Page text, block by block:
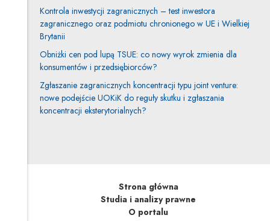
Kontrola inwestycji zagranicznych – test inwestora
zagranicznego oraz podmiotu chronionego w UE i Wielkiej
Brytanii
Obniżki cen pod lupą TSUE: co nowy wyrok zmienia dla
konsumentów i przedsiębiorców?
Zgłaszanie zagranicznych koncentracji typu joint venture:
nowe podejście UOKiK do reguły skutku i zgłaszania
koncentracji eksterytorialnych?
Strona główna
Studia i analizy prawne
O portalu